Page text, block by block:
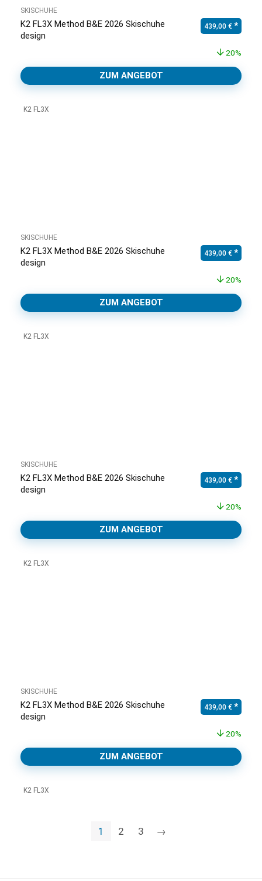
SKISCHUHE
K2 FL3X Method B&E 2026 Skischuhe
design
Ursprünglicher
439,00 €
20%
ZUM ANGEBOT
K2 FL3X
SKISCHUHE
K2 FL3X Method B&E 2026 Skischuhe
design
Ursprünglicher
439,00 €
20%
ZUM ANGEBOT
K2 FL3X
SKISCHUHE
K2 FL3X Method B&E 2026 Skischuhe
design
Ursprünglicher
439,00 €
20%
ZUM ANGEBOT
K2 FL3X
SKISCHUHE
K2 FL3X Method B&E 2026 Skischuhe
design
Ursprünglicher
439,00 €
20%
ZUM ANGEBOT
K2 FL3X
1 2 3 →